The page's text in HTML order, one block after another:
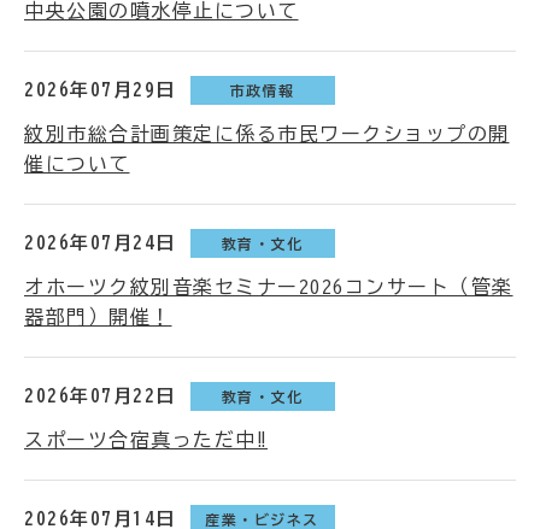
中央公園の噴水停止について
2026年07月29日 市政情報
紋別市総合計画策定に係る市民ワークショップの開
催について
2026年07月24日 教育・文化
オホーツク紋別音楽セミナー2026コンサート（管楽
器部門）開催！
2026年07月22日 教育・文化
スポーツ合宿真っただ中‼
2026年07月14日 産業・ビジネス